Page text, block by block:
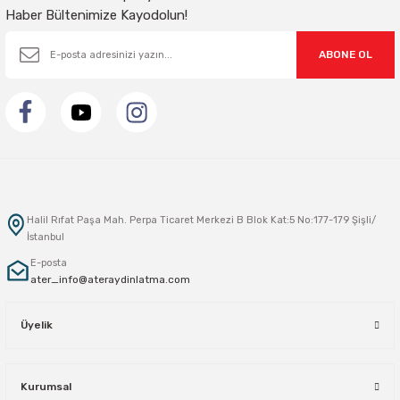
Haber Bültenimize Kayodolun!
ABONE OL
Halil Rıfat Paşa Mah. Perpa Ticaret Merkezi B Blok Kat:5 No:177-179 Şişli/
İstanbul
E-posta
ater_info@ateraydinlatma.com
Üyelik
Kurumsal